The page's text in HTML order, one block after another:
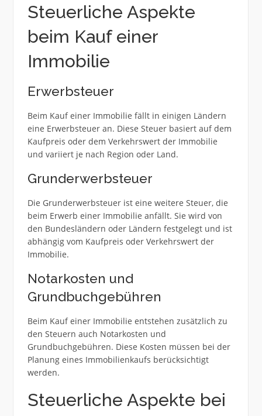
Steuerliche Aspekte
beim Kauf einer
Immobilie
Erwerbsteuer
Beim Kauf einer Immobilie fällt in einigen Ländern
eine Erwerbsteuer an. Diese Steuer basiert auf dem
Kaufpreis oder dem Verkehrswert der Immobilie
und variiert je nach Region oder Land.
Grunderwerbsteuer
Die Grunderwerbsteuer ist eine weitere Steuer, die
beim Erwerb einer Immobilie anfällt. Sie wird von
den Bundesländern oder Ländern festgelegt und ist
abhängig vom Kaufpreis oder Verkehrswert der
Immobilie.
Notarkosten und
Grundbuchgebühren
Beim Kauf einer Immobilie entstehen zusätzlich zu
den Steuern auch Notarkosten und
Grundbuchgebühren. Diese Kosten müssen bei der
Planung eines Immobilienkaufs berücksichtigt
werden.
Steuerliche Aspekte bei